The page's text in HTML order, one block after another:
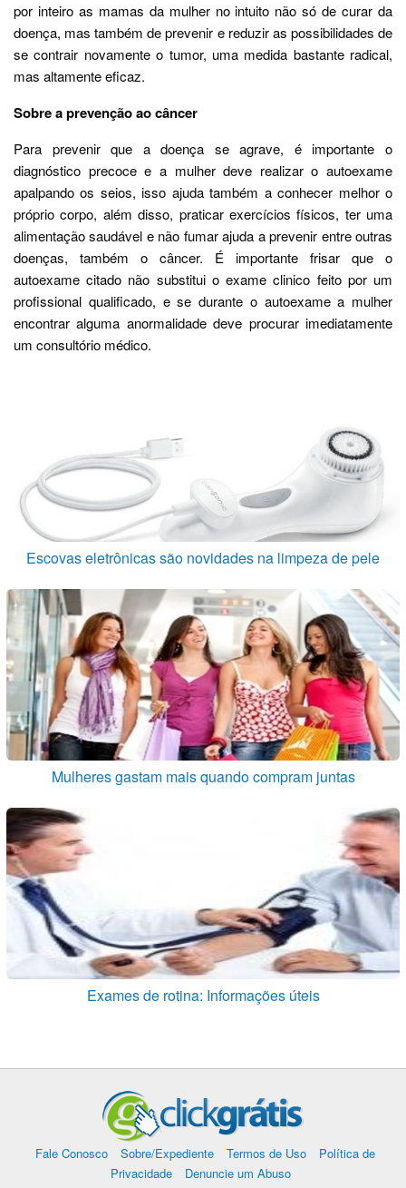
por inteiro as mamas da mulher no intuito não só de curar da
doença, mas também de prevenir e reduzir as possibilidades de
se contrair novamente o tumor, uma medida bastante radical,
mas altamente eficaz.
Sobre a prevenção ao câncer
Para prevenir que a doença se agrave, é importante o
diagnóstico precoce e a mulher deve realizar o autoexame
apalpando os seios, isso ajuda também a conhecer melhor o
próprio corpo, além disso, praticar exercícios físicos, ter uma
alimentação saudável e não fumar ajuda a prevenir entre outras
doenças, também o câncer. É importante frisar que o
autoexame citado não substitui o exame clinico feito por um
profissional qualificado, e se durante o autoexame a mulher
encontrar alguma anormalidade deve procurar imediatamente
um consultório médico.
Escovas eletrônicas são novidades na limpeza de pele
Mulheres gastam mais quando compram juntas
Exames de rotina: Informações úteis
Fale Conosco Sobre/Expediente Termos de Uso
Política de
Privacidade
Denuncie um Abuso